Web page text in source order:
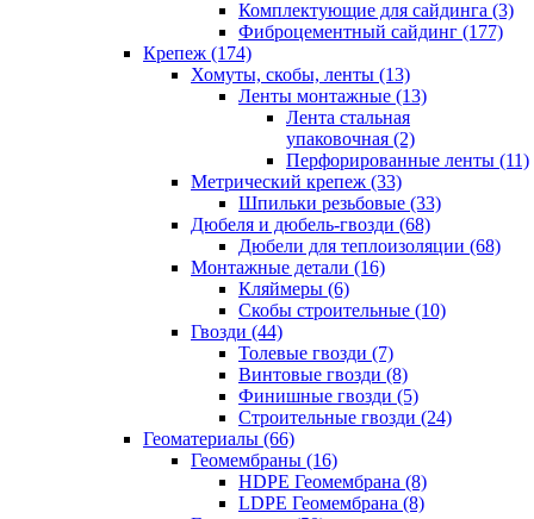
Комплектующие для сайдинга (3)
Фиброцементный сайдинг (177)
Крепеж (174)
Хомуты, скобы, ленты (13)
Ленты монтажные (13)
Лента стальная
упаковочная (2)
Перфорированные ленты (11)
Метрический крепеж (33)
Шпильки резьбовые (33)
Дюбеля и дюбель-гвозди (68)
Дюбели для теплоизоляции (68)
Монтажные детали (16)
Кляймеры (6)
Скобы строительные (10)
Гвозди (44)
Толевые гвозди (7)
Винтовые гвозди (8)
Финишные гвозди (5)
Строительные гвозди (24)
Геоматериалы (66)
Геомембраны (16)
HDPE Геомембрана (8)
LDPE Геомембрана (8)